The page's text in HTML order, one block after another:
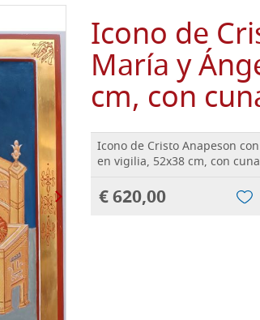
Icono de
María y
cm, con
Icono de Cristo Anapeson
en vigilia, 52x38 cm, con cuna
€ 620,00